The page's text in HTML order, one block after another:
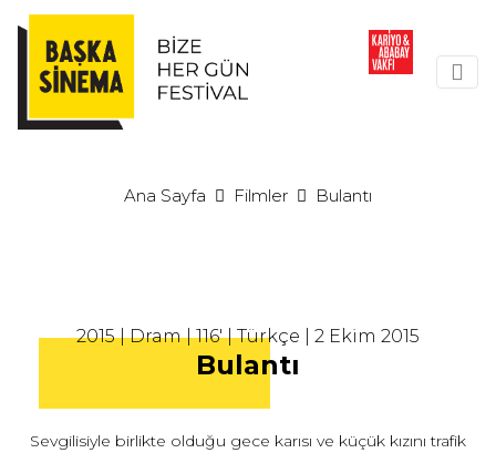
Ana Sayfa Filmler Bulantı
2015 | Dram | 116' | Türkçe | 2 Ekim 2015
Bulantı
Sevgilisiyle birlikte olduğu gece karısı ve küçük kızını trafik